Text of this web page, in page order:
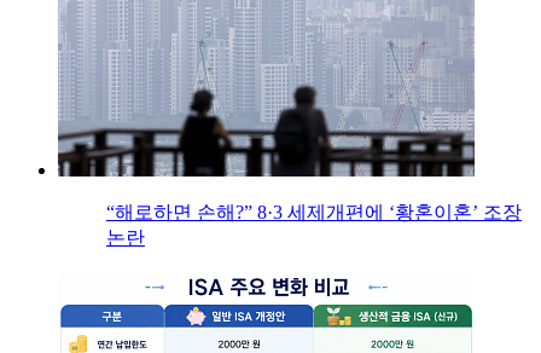
“해로하면 손해?” 8·3 세제개편에 ‘황혼이혼’ 조장
논란